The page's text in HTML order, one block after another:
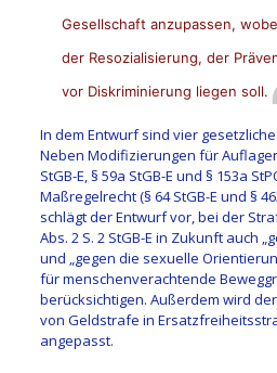
Gesellschaft anzupassen,
der Resozialisierung, der
vor Diskriminierung liegen soll.
In dem Entwurf sind vier
Neben Modifizierungen für
StGB-E, § 59a StGB-E und § 153a
Maßregelrecht (§ 64 StGB-E und §
schlägt der Entwurf vor, bei der
Abs. 2 S. 2 StGB-E in Zukunft auch
und „gegen die sexuelle
für menschenverachtende
berücksichtigen. Außerdem wird
von Geldstrafe in
angepasst.